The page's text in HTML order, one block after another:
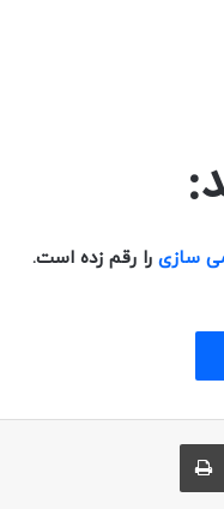
سازی را رقم زده است.